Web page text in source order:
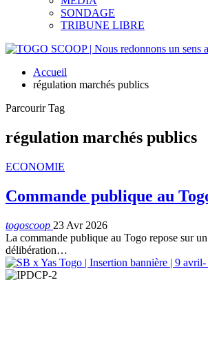
SONDAGE
TRIBUNE LIBRE
Accueil
régulation marchés publics
Parcourir Tag
régulation marchés publics
ECONOMIE
Commande publique au
togoscoop 23 Avr 2026
La commande publique au Togo repose sur
délibération…